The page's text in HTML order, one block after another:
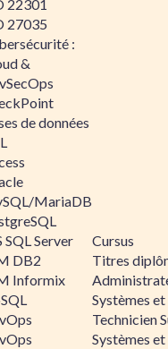
22301
27035
:
&
de données
MariaDB
SQL Server
DB2
Informix
Cursus
Titres
Systèmes et
Technicien
Systèmes et